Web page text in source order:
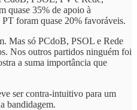
quase 35% de apoio à
foram quase 20% favoráveis.
Mas só PCdoB, PSOL e Rede
Nos outros partidos ninguém foi
a suma importância que
ser contra-intuitivo para um
bandidagem.